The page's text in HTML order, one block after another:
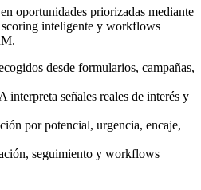
oportunidades priorizadas mediante
inteligente y workflows
desde formularios, campañas,
interpreta señales reales de interés y
por potencial, urgencia, encaje,
seguimiento y workflows